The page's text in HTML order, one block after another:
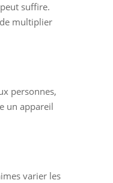
suffire.
multiplier
personnes,
un appareil
varier les